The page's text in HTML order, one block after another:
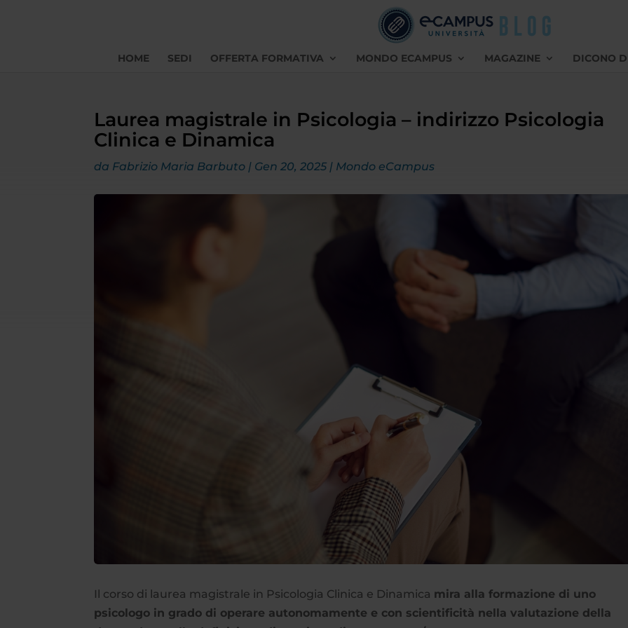
HOME SEDI OFFERTA FORMATIVA MONDO ECAMPUS MAGAZINE DICONO
Laurea magistrale in Psicologia – indirizzo Psicologia
Clinica e Dinamica
da Fabrizio Maria Barbuto | Gen 20, 2025 | Mondo eCampus
Il corso di laurea magistrale in Psicologia Clinica e Dinamica mira alla formazione di uno
psicologo in grado di operare autonomamente e con scientificità nella valutazione della